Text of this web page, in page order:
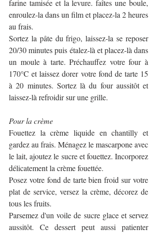
farine tamisée et la levure. faîtes une boule,
enroulez-la dans un film et placez-la 2 heures
au frais.
Sortez la pâte du frigo, laissez-la se reposer
20/30 minutes puis étalez-là et placez-là dans
un moule à tarte. Préchauffez votre four à
170°C et laissez dorer votre fond de tarte 15
à 20 minutes. Sortez là du four aussitôt et
laissez-là refroidir sur une grille.
Pour la crème
Fouettez la crème liquide en chantilly et
gardez au frais. Ménagez le mascarpone avec
le lait, ajoutez le sucre et fouettez. Incorporez
délicatement la crème fouettée.
Posez votre fond de tarte bien froid sur votre
plat de service, versez la crème, décorez de
tous les fruits.
Parsemez d'un voile de sucre glace et servez
aussitôt. Ce dessert peut aussi patienter